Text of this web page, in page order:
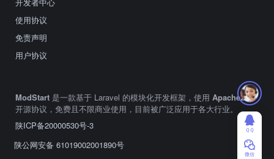
开发者中心
使用协议
免责声明
用户协议
ModStart 是一款基于 Laravel 的模块化开发框架，使用 Apache2.0
开源协议，免费且不限商业使用，目前被广泛应用于各大行业。
陕ICP备20000530号-3
陕公网安备 61019002001890号
ＱＱ
微信